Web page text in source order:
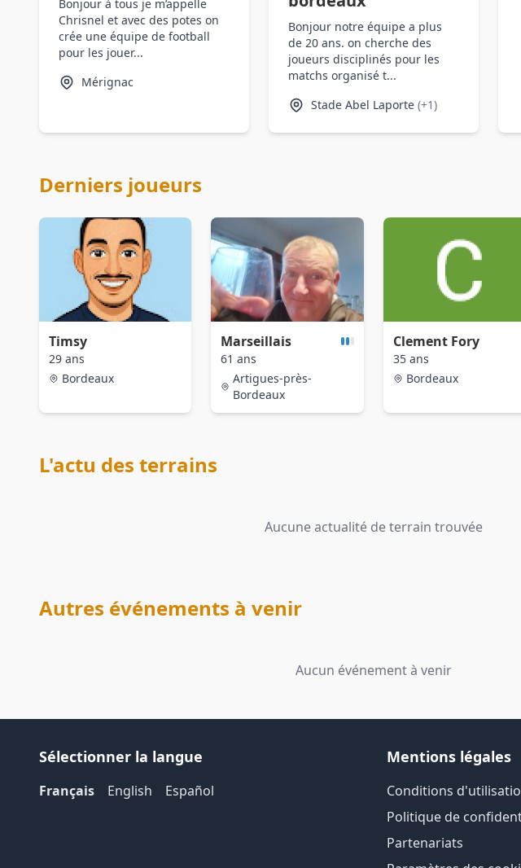
Bonjour à tous je m’appelle
Chrisnel et avec des potes on
crée une équipe de football
pour les jouer...
Mérignac
Bonjour notre équipe a plus
de 20 ans. on cherche des
joueurs disciplinés pour les
matchs organisé t...
Stade Abel Laporte (+1)
Derniers joueurs
Timsy
29 ans
Bordeaux
Marseillais
61 ans
Artigues-près-
Bordeaux
Clement Fory
35 ans
Bordeaux
L'actu des terrains
Aucune actualité de terrain trouvée
Autres événements à venir
Aucun événement à venir
Sélectionner la langue
Français English Español
Mentions légales
Conditions
Politique de
Partenariats